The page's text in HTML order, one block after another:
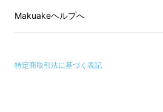
・カートの高さが合わない。
Makuakeヘルプへ
特定商取引法に基づく表記